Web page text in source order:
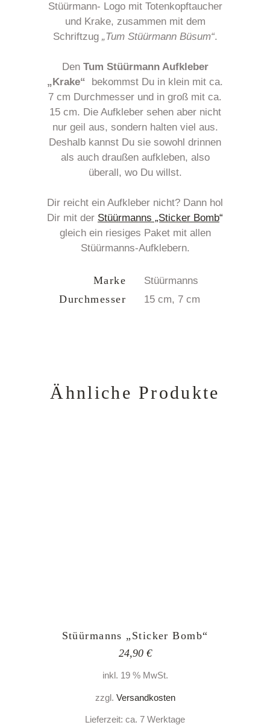
Stüürmann- Logo mit Totenkopftaucher
und Krake, zusammen mit dem
Schriftzug „Tum Stüürmann Büsum“.
Den Tum Stüürmann Aufkleber
„Krake“
bekommst Du in klein mit ca.
7 cm Durchmesser und in groß mit ca.
15 cm. Die Aufkleber sehen aber nicht
nur geil aus, sondern halten viel aus.
Deshalb kannst Du sie sowohl drinnen
als auch draußen aufkleben, also
überall, wo Du willst.
Dir reicht ein Aufkleber nicht? Dann hol
Dir mit der Stüürmanns „Sticker Bomb“
gleich ein riesiges Paket mit allen
Stüürmanns-Aufklebern.
Marke Stüürmanns
Durchmesser 15 cm, 7 cm
Ähnliche Produkte
Stüürmanns „Sticker Bomb“
24,90 €
inkl. 19 % MwSt.
zzgl. Versandkosten
Lieferzeit: ca. 7 Werktage